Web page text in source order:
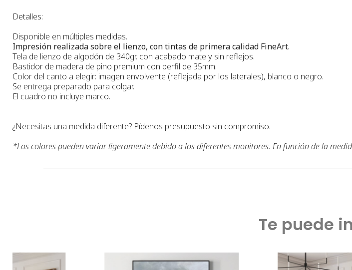
Detalles:
Disponible en múltiples medidas.
Impresión realizada sobre el lienzo, con tintas de primera calidad FineArt.
Tela de lienzo de algodón de 340gr. con acabado mate y sin reflejos.
Bastidor de madera de pino premium con perfil de 35mm.
Color del canto a elegir: imagen envolvente (reflejada por los laterales), blanco o negro.
Se entrega preparado para colgar.
El cuadro no incluye marco.
¿Necesitas una medida diferente? Pídenos presupuesto sin compromiso.
*Los colores pueden variar ligeramente debido a los diferentes monitores. En función de la
Te puede